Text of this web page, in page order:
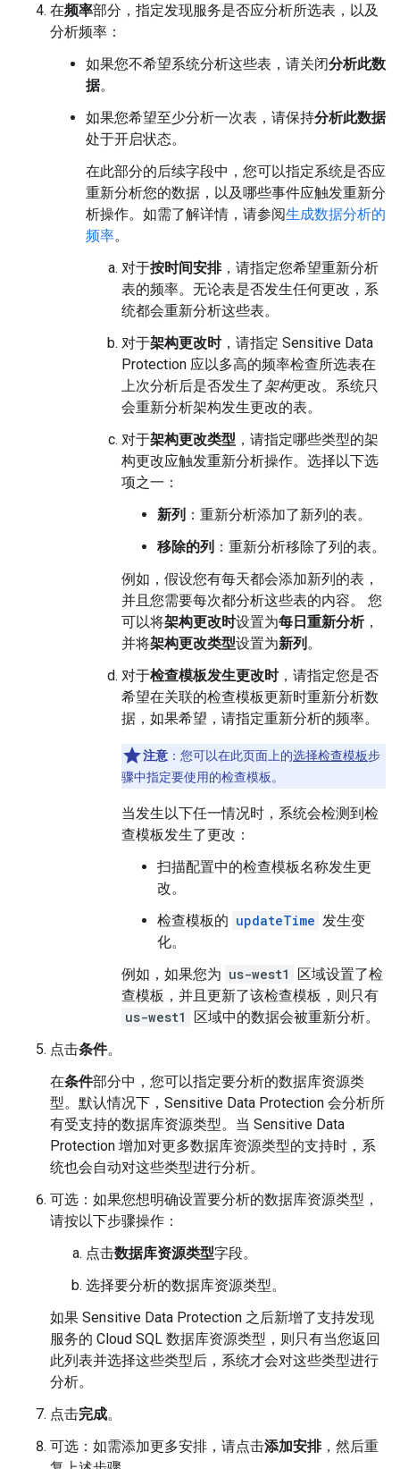
在频率部分，指定发现服务是否应分析所选表，以及
分析频率：
如果您不希望系统分析这些表，请关闭分析此数
据。
如果您希望至少分析一次表，请保持分析此数据
处于开启状态。
在此部分的后续字段中，您可以指定系统是否应
重新分析您的数据，以及哪些事件应触发重新分
析操作。如需了解详情，请参阅生成数据分析的
频率。
对于按时间安排，请指定您希望重新分析
表的频率。无论表是否发生任何更改，系
统都会重新分析这些表。
对于架构更改时，请指定 Sensitive Data
Protection 应以多高的频率检查所选表在
上次分析后是否发生了架构更改。系统只
会重新分析架构发生更改的表。
对于架构更改类型 ，请指定哪些类型的架
构更改应触发重新分析操作。选择以下选
项之一：
新列 ：重新分析添加了新列的表。
移除的列 ：重新分析移除了列的表。
例如，假设您有每天都会添加新列的表，
并且您需要每次都分析这些表的内容。 您
可以将架构更改时设置为每日重新分析，
并将架构更改类型设置为新列 。
对于检查模板发生更改时，请指定您是否
希望在关联的检查模板更新时重新分析数
据，如果希望，请指定重新分析的频率。
注意 ：您可以在此页面上的选择检查模板步
骤中指定要使用的检查模板。
当发生以下任一情况时，系统会检测到检
查模板发生了更改：
扫描配置中的检查模板名称发生更
改。
检查模板的 updateTime 发生变
化。
例如，如果您为 us-west1
区域设置了检
查模板，并且更新了该检查模板，则只有
us-west1
区域中的数据会被重新分析。
点击条件。
在条件部分中，您可以指定要分析的数据库资源类
型。默认情况下，Sensitive Data Protection 会分析所
有受支持的数据库资源类型。当 Sensitive Data
Protection 增加对更多数据库资源类型的支持时，系
统也会自动对这些类型进行分析。
可选：如果您想明确设置要分析的数据库资源类型，
请按以下步骤操作：
点击数据库资源类型字段。
选择要分析的数据库资源类型。
如果 Sensitive Data Protection 之后新增了支持发现
服务的 Cloud SQL 数据库资源类型，则只有当您返回
此列表并选择这些类型后，系统才会对这些类型进行
分析。
点击完成。
可选：如需添加更多安排，请点击添加安排，然后重